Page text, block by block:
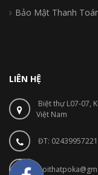
Bảo Mật Thanh
LIÊN HỆ
Biệt thự L07-07,
Việt Nam
ĐT: